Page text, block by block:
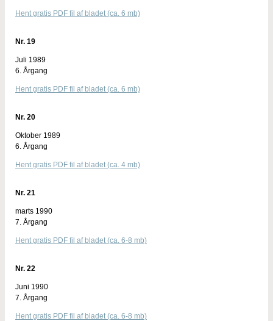
Hent gratis PDF fil af bladet (ca. 6 mb)
Nr. 19
Juli 1989
6. Årgang
Hent gratis PDF fil af bladet (ca. 6 mb)
Nr. 20
Oktober 1989
6. Årgang
Hent gratis PDF fil af bladet (ca. 4 mb)
Nr. 21
marts 1990
7. Årgang
Hent gratis PDF fil af bladet (ca. 6-8 mb)
Nr. 22
Juni 1990
7. Årgang
Hent gratis PDF fil af bladet (ca. 6-8 mb)